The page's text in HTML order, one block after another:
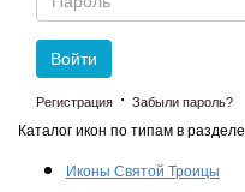
Войти
Регистрация · Забыли пароль?
Каталог икон по типам в разделе
Иконы Святой Троицы